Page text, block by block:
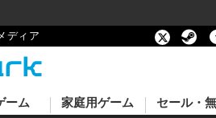
ディア
ーム 家庭用ゲーム セール・